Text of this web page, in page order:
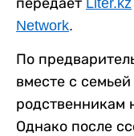
передает Liter.kz
Network.
По
вместе с
родственникам
Однако после